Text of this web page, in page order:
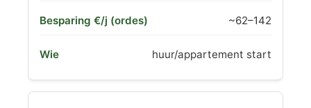
~62–142
huur/appartement start